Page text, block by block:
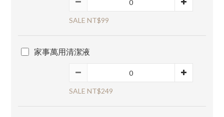
SALE NT$99
家事萬用清潔液
SALE NT$249